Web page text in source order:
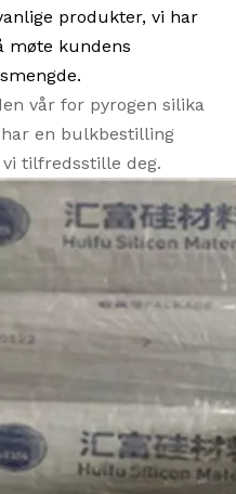
produkter, vi har
møte kundens
vår for pyrogen silika
har en bulkbestilling
tilfredsstille deg.